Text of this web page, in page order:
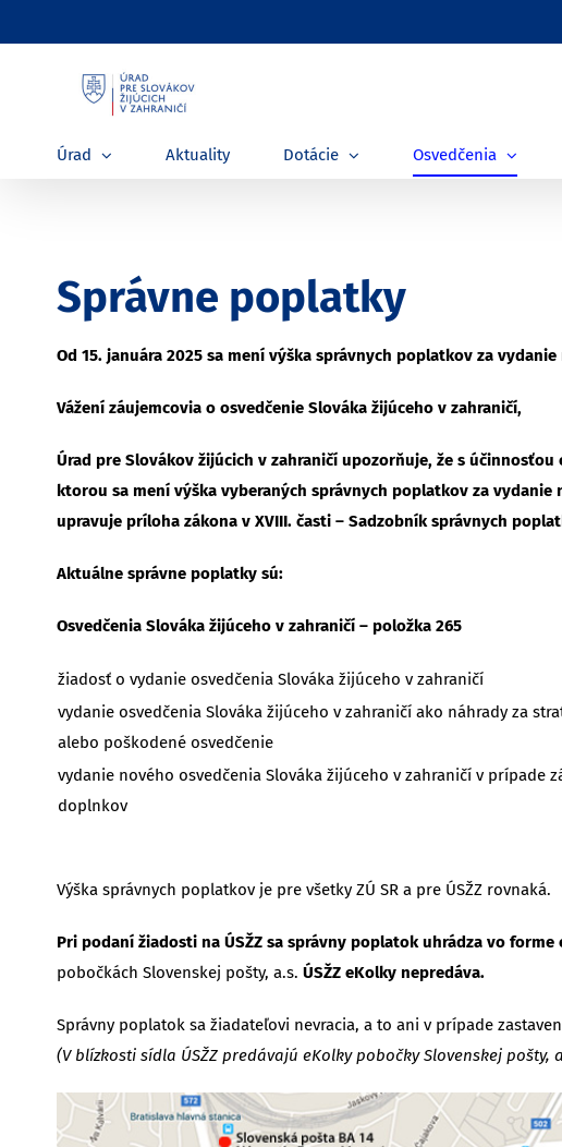
to
Úrad Aktuality Dotácie Osvedčenia
Správne poplatky
Od 15. januára 2025 sa mení výška správnych poplatkov za
Vážení záujemcovia o osvedčenie Slováka žijúceho v zahraničí,
Úrad pre Slovákov žijúcich v zahraničí upozorňuje, že s účinnosťou
ktorou sa mení výška vyberaných správnych poplatkov za
upravuje príloha zákona v XVIII. časti – Sadzobník správnych
Aktuálne správne poplatky sú:
Osvedčenia Slováka žijúceho v zahraničí – položka 265
žiadosť o vydanie osvedčenia Slováka žijúceho v zahraničí
vydanie osvedčenia Slováka žijúceho v zahraničí ako náhrady za
alebo poškodené osvedčenie
vydanie nového osvedčenia Slováka žijúceho v zahraničí v prípade
doplnkov
Výška správnych poplatkov je pre všetky ZÚ SR a pre ÚSŽZ rovnaká.
Pri podaní žiadosti na ÚSŽZ sa správny poplatok uhrádza vo forme
pobočkách Slovenskej pošty, a.s. ÚSŽZ eKolky nepredáva.
Správny poplatok sa žiadateľovi nevracia, a to ani v prípade
(V blízkosti sídla ÚSŽZ predávajú eKolky pobočky Slovenskej pošty,